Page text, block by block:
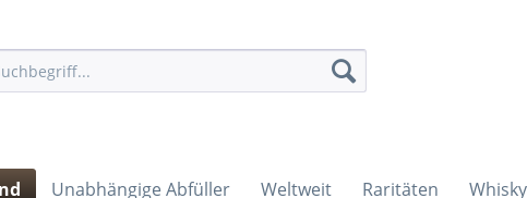
Unabhängige Abfüller Weltweit Raritäten